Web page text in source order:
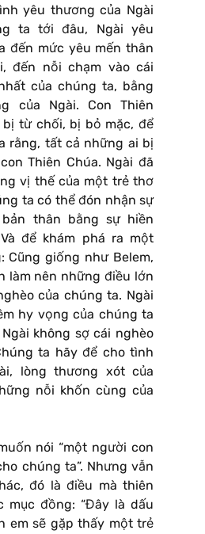
yêu thương của Ngài
ta tới đâu, Ngài yêu
đến mức yêu mến thân
đến nỗi chạm vào cái
của chúng ta, bằng
của Ngài. Con Thiên
bị từ chối, bị bỏ mặc, để
rằng, tất cả những ai bị
Thiên Chúa. Ngài đã
vị thế của một trẻ thơ
ta có thể đón nhận sự
thân bằng sự hiền
để khám phá ra một
Cũng giống như Belem,
làm nên những điều lớn
của chúng ta. Ngài
hy vọng của chúng ta
không sợ cái nghèo
ta hãy để cho tình
lòng thương xót của
nỗi khốn cùng của
nói “một người con
chúng ta”. Nhưng vẫn
đó là điều mà thiên
mục đồng: “Đây là dấu
em sẽ gặp thấy một trẻ